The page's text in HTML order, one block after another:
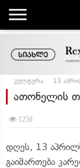
კულტურა 13
ათონელის
1258
დღეს, 13
გაიმართება